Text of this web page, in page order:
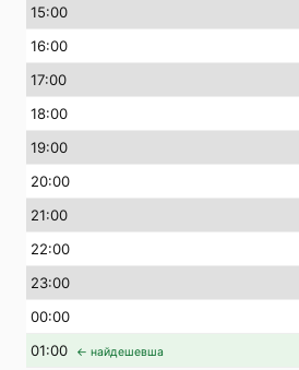
15:00
16:00
17:00
18:00
19:00
20:00
21:00
22:00
23:00
00:00
01:00 ← найдешевша